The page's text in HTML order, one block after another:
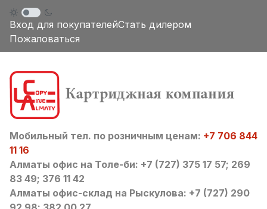
Вход для покупателейСтать дилером
Пожаловаться
Мобильный тел. по розничным ценам: +7 706 844
11 16
Алматы офис на Толе-би: +7 (727) 375 17 57; 269
83 49; 376 11 42
Алматы офис-склад на Рыскулова: +7 (727) 290